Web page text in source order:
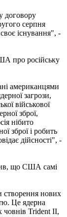
договору
серпня
існування", -
про російську
американцями
загрози,
військової
зброї,
нібито
зброї і робить
дійсності", -
що США самі
нових
Це ядерна
човнів Trident II,